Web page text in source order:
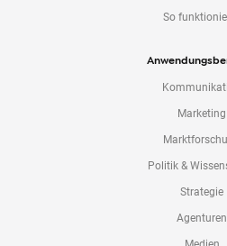
So
Marketing
Politik &
Strategie
Agenturen